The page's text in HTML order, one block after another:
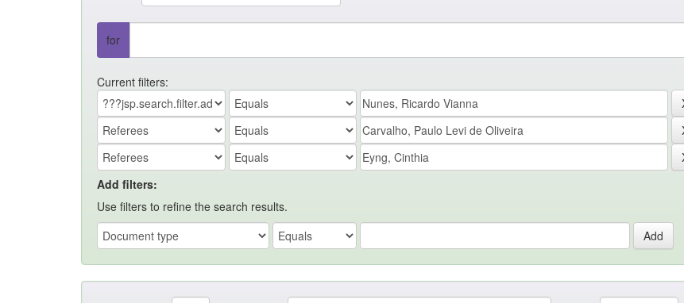
for
Current filters:
Add filters:
Use filters to refine the search results.